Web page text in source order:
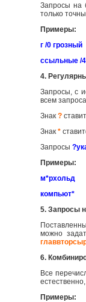
Запросы на
только
Примеры:
г /0 грозный
ссыльные /
4.
Запросы, с
всем
Знак?
Знак*
Запросы
Примеры:
м*рхольд
компьют*
5. Запросы
можно
6.
Все
Примеры: